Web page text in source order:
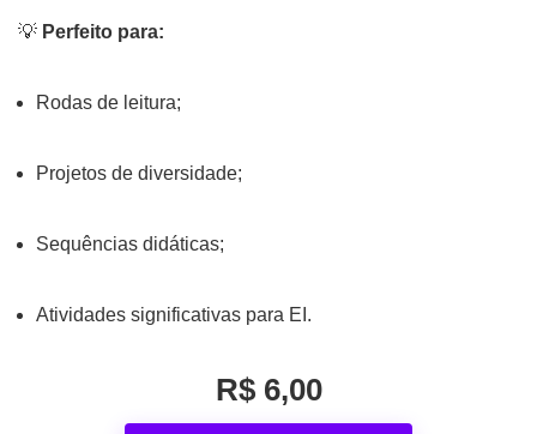
💡 Perfeito para:
Rodas de leitura;
Projetos de diversidade;
Sequências didáticas;
Atividades significativas para EI.
R$ 6,00